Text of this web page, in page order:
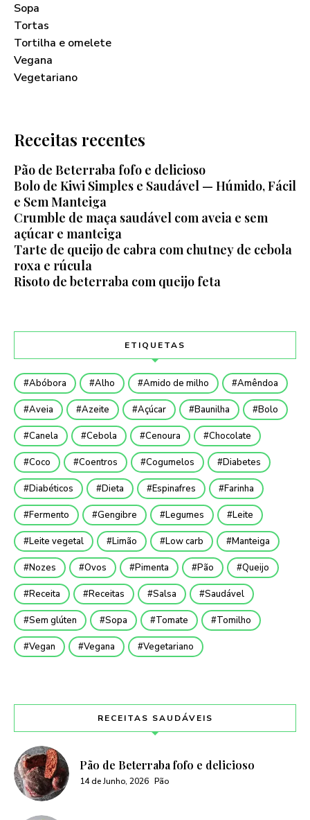
Sopa
Tortas
Tortilha e omelete
Vegana
Vegetariano
Receitas recentes
Pão de Beterraba fofo e delicioso
Bolo de Kiwi Simples e Saudável — Húmido, Fácil
e Sem Manteiga
Crumble de maça saudável com aveia e sem
açúcar e manteiga
Tarte de queijo de cabra com chutney de cebola
roxa e rúcula
Risoto de beterraba com queijo feta
ETIQUETAS
Abóbora Alho Amido de milho Amêndoa
Aveia Azeite Açúcar Baunilha Bolo
Canela Cebola Cenoura Chocolate
Coco Coentros Cogumelos Diabetes
Diabéticos Dieta Espinafres Farinha
Fermento Gengibre Legumes Leite
Leite vegetal Limão Low carb Manteiga
Nozes Ovos Pimenta Pão Queijo
Receita Receitas Salsa Saudável
Sem glúten Sopa Tomate Tomilho
Vegan Vegana Vegetariano
RECEITAS SAUDÁVEIS
Pão de Beterraba fofo e delicioso
14 de Junho, 2026 Pão